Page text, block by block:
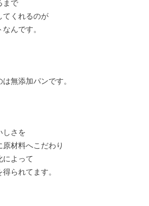
まで
てくれるのが
んです。
無添加パンです。
しさを
材料へこだわり
によって
られてます。